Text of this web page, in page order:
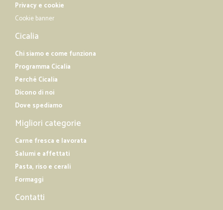
Privacy e cookie
Cookie banner
Cicalia
Chi siamo e come funziona
Programma Cicalia
Perché Cicalia
Dicono di noi
Dove spediamo
Migliori categorie
Carne fresca e lavorata
Salumi e affettati
Pasta, riso e cerali
Formaggi
Contatti